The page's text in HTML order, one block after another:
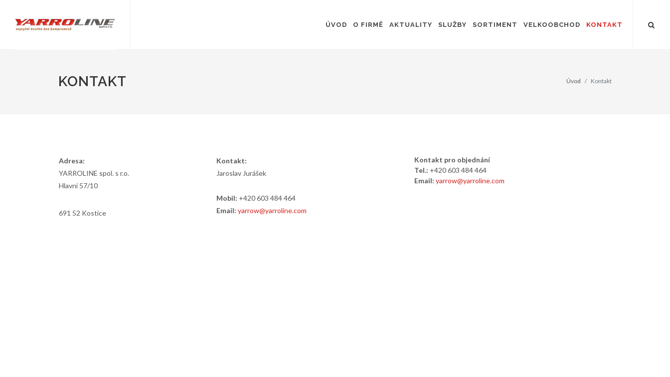
ÚVOD O FIRMĚ AKTUALITY SLUŽBY SORTIMENT VELKOOBCHOD KONTAKT
KONTAKT Úvod Kontakt
Adresa:
YARROLINE spol. s r.o.
Hlavní 57/10
691 52 Kostice
Kontakt:
Jaroslav Jurášek
Mobil: +420 603 484 464
Email: yarrow@yarroline.com
Kontakt pro objednání
Tel.: +420 603 484 464
Email: yarrow@yarroline.com